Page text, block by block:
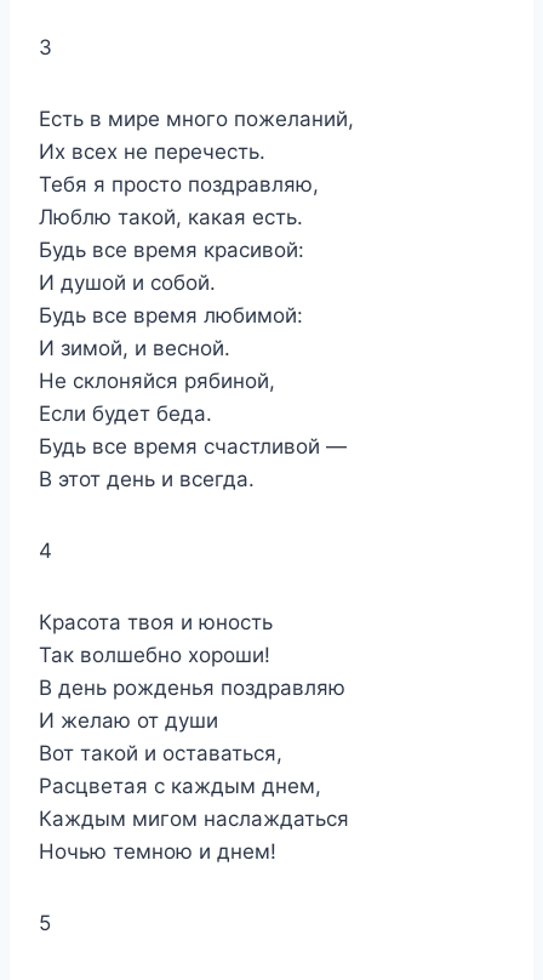
3
Есть в мире много пожеланий,
Их всех не перечесть.
Тебя я просто поздравляю,
Люблю такой, какая есть.
Будь все время красивой:
И душой и собой.
Будь все время любимой:
И зимой, и весной.
Не склоняйся рябиной,
Если будет беда.
Будь все время счастливой —
В этот день и всегда.
4
Красота твоя и юность
Так волшебно хороши!
В день рожденья поздравляю
И желаю от души
Вот такой и оставаться,
Расцветая с каждым днем,
Каждым мигом наслаждаться
Ночью темною и днем!
5